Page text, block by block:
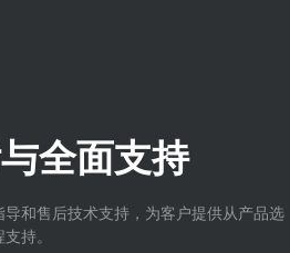
全面支持
和售后技术支持，为客户提供从产品选
持。